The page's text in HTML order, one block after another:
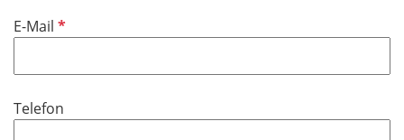
E-Mail P
c
Telefon